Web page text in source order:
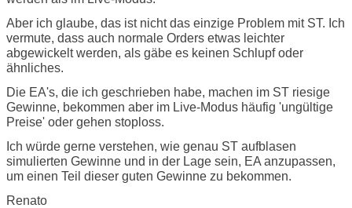
Aber ich glaube, das ist nicht das einzige Problem mit ST. Ich
vermute, dass auch normale Orders etwas leichter
abgewickelt werden, als gäbe es keinen Schlupf oder
ähnliches.
Die EA's, die ich geschrieben habe, machen im ST riesige
Gewinne, bekommen aber im Live-Modus häufig 'ungültige
Preise' oder gehen stoploss.
Ich würde gerne verstehen, wie genau ST aufblasen
simulierten Gewinne und in der Lage sein, EA anzupassen,
um einen Teil dieser guten Gewinne zu bekommen.
Renato